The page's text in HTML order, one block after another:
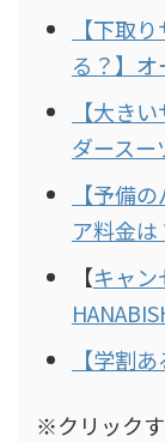
【下取
る？】オ
【大き
ダースー
【予備
ア料金は
【キャ
【学割
※クリック